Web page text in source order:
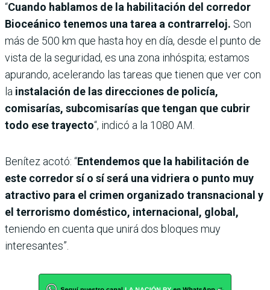
“Cuando hablamos de la habilitación del corredor
Bioceánico tenemos una tarea a contrarreloj. Son
más de 500 km que hasta hoy en día, desde el punto de
vista de la seguridad, es una zona inhóspita; estamos
apurando, acelerando las tareas que tienen que ver con
la instalación de las direcciones de policía,
comisarías, subcomisarías que tengan que cubrir
todo ese trayecto“, indicó a la 1080 AM.
Benítez acotó: “Entendemos que la habilitación de
este corredor sí o sí será una vidriera o punto muy
atractivo para el crimen organizado transnacional y
el terrorismo doméstico, internacional, global,
teniendo en cuenta que unirá dos bloques muy
interesantes”.